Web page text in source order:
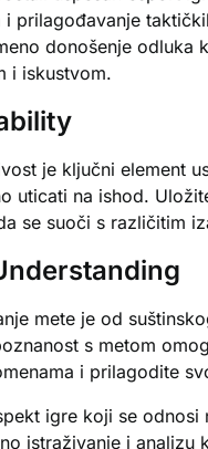
i prilagođavanje
donošenje odluka
i iskustvom.
je ključni element
uticati na ishod.
se suoči s različitim
mete je od
s metom
i prilagodite
igre koji se
istraživanje i analizu